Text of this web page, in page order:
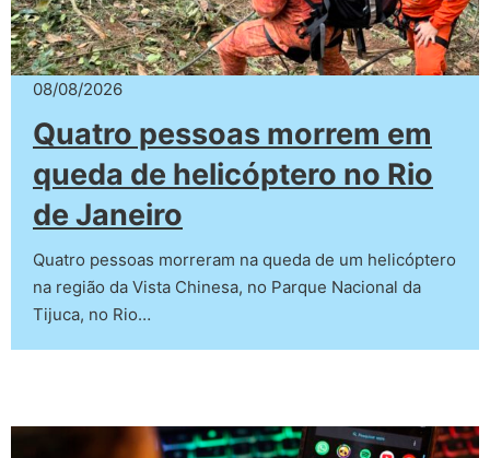
08/08/2026
Quatro pessoas morrem em
queda de helicóptero no Rio
de Janeiro
Quatro pessoas morreram na queda de um helicóptero
na região da Vista Chinesa, no Parque Nacional da
Tijuca, no Rio…